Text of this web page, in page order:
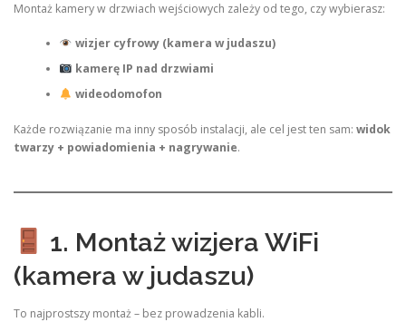
Montaż kamery w drzwiach wejściowych zależy od tego, czy wybierasz:
wizjer cyfrowy (kamera w judaszu)
kamerę IP nad drzwiami
wideodomofon
Każde rozwiązanie ma inny sposób instalacji, ale cel jest ten sam: widok
twarzy + powiadomienia + nagrywanie.
1. Montaż wizjera WiFi
(kamera w judaszu)
To najprostszy montaż – bez prowadzenia kabli.